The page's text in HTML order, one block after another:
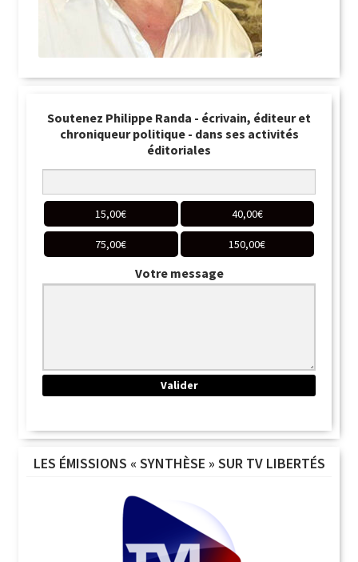
Soutenez Philippe Randa - écrivain, éditeur et
chroniqueur politique - dans ses activités
éditoriales
15,00€ 40,00€
75,00€ 150,00€
Votre message
LES ÉMISSIONS « SYNTHÈSE » SUR TV LIBERTÉS